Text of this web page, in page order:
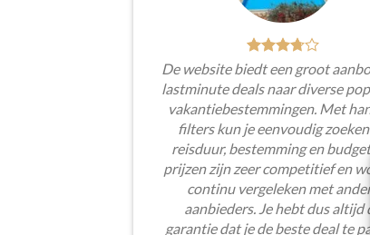
De website biedt een groot
lastminute deals naar diverse
vakantiebestemmingen. Met
filters kun je eenvoudig
reisduur, bestemming en budget.
prijzen zijn zeer competitief en
continu vergeleken met andere
aanbieders. Je hebt dus altijd
garantie dat je de beste deal te